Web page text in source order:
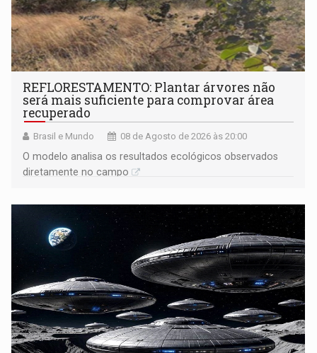
REFLORESTAMENTO: Plantar árvores não
será mais suficiente para comprovar área
recuperado
Brasil e Mundo 08 de Agosto de 2026 às 20:00
O modelo analisa os resultados ecológicos observados
diretamente no campo